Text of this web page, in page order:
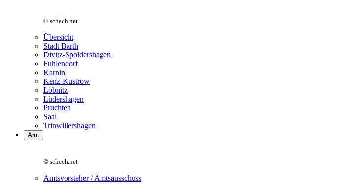
© schech.net
Übersicht
Stadt Barth
Divitz-Spoldershagen
Fuhlendorf
Karnin
Kenz-Küstrow
Löbnitz
Lüdershagen
Pruchten
Saal
Trinwillershagen
Amt
© schech.net
Amtsvorsteher / Amtsausschuss